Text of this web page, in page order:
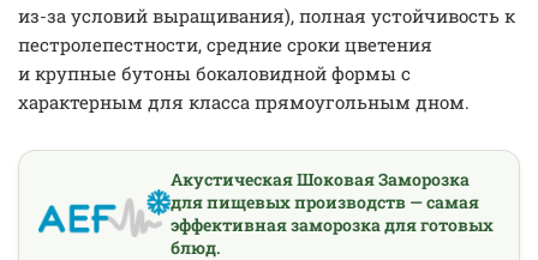
из-за условий выращивания), полная устойчивость к
пестролепестности, средние сроки цветения
и крупные бутоны бокаловидной формы с
характерным для класса прямоугольным дном.
Акустическая Шоковая Заморозка
для пищевых производств — самая
эффективная заморозка для готовых
блюд.